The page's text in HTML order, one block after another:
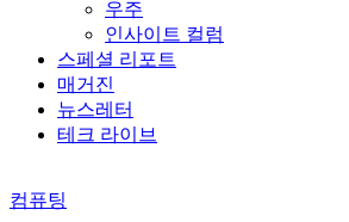
우주
인사이트 컬럼
스페셜 리포트
매거진
뉴스레터
테크 라이브
컴퓨팅